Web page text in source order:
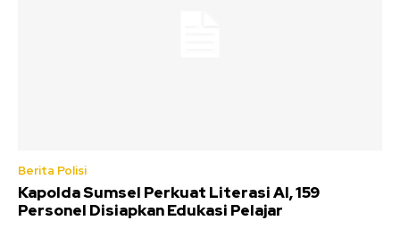
Berita Polisi
Kapolda Sumsel Perkuat Literasi AI, 159
Personel Disiapkan Edukasi Pelajar